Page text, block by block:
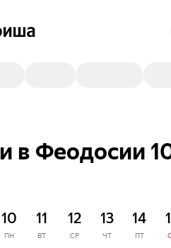
в Феодосии
10
ПН
11
ВТ
12
СР
13
ЧТ
14
ПТ